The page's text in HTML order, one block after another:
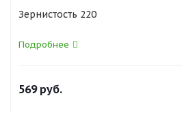
Зернистость 220
Подробнее
569руб.